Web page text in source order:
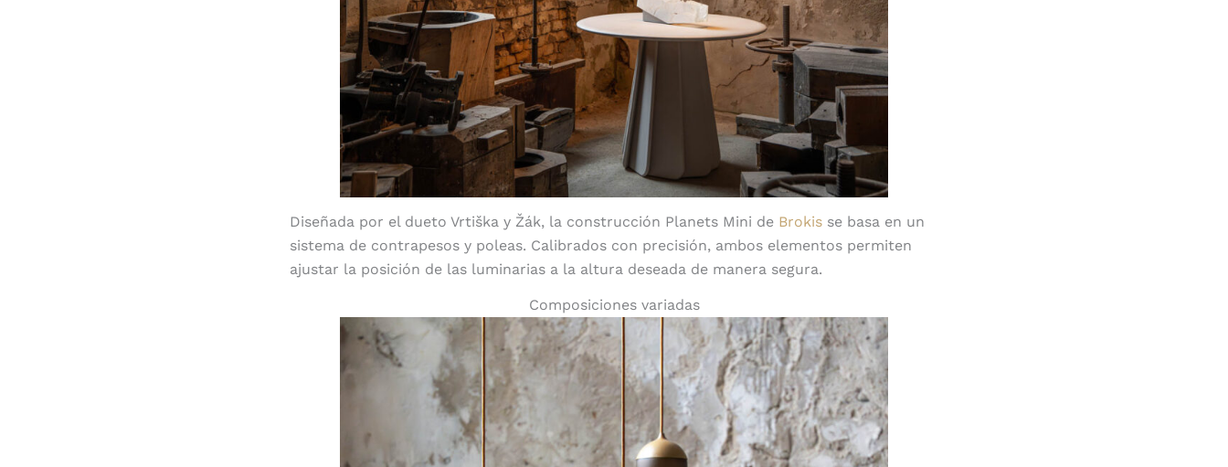
Diseñada por el dueto Vrtiška y Žák, la construcción Planets Mini de Brokis se basa en un
sistema de contrapesos y poleas. Calibrados con precisión, ambos elementos permiten
ajustar la posición de las luminarias a la altura deseada de manera segura.
Composiciones variadas